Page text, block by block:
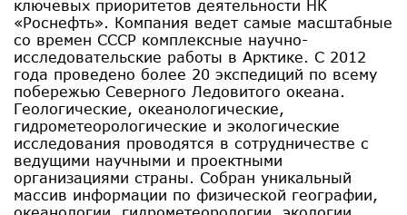
ключевых приоритетов деятельности НК
«Роснефть». Компания ведет самые масштабные
со времен СССР комплексные научно-
исследовательские работы в Арктике. С 2012
года проведено более 20 экспедиций по всему
побережью Северного Ледовитого океана.
Геологические, океанологические,
гидрометеорологические и экологические
исследования проводятся в сотрудничестве с
ведущими научными и проектными
организациями страны. Собран уникальный
массив информации по физической географии,